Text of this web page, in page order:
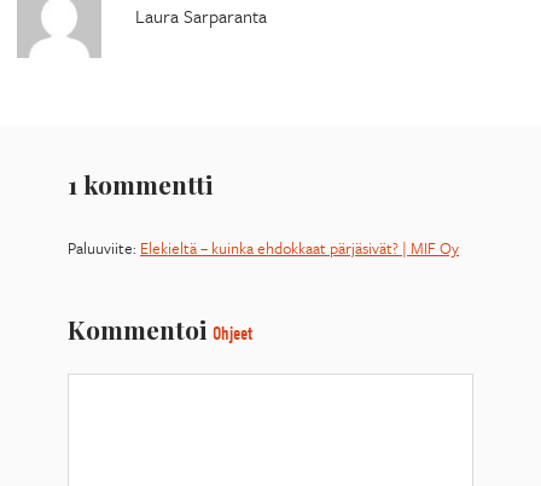
Laura Sarparanta
1 kommentti
Paluuviite: Elekieltä – kuinka ehdokkaat pärjäsivät? | MIF Oy
Kommentoi Ohjeet